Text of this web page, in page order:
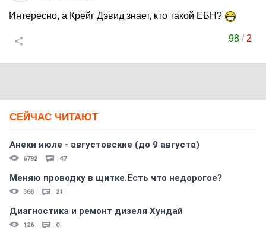
Интересно, а Крейг Дэвид знает, кто такой ЕБН?
98 / 2
СЕЙЧАС ЧИТАЮТ
Анеки июле - августовские (до 9 августа)
6792 47
Меняю проводку в щитке.Есть что недорогое?
368 21
Диагностика и ремонт дизеля Хундай
126 0